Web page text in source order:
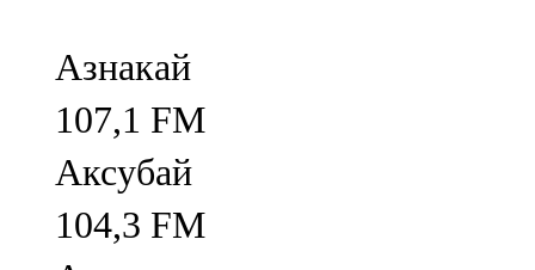
Азнакай
107,1 FM
Аксубай
104,3 FM